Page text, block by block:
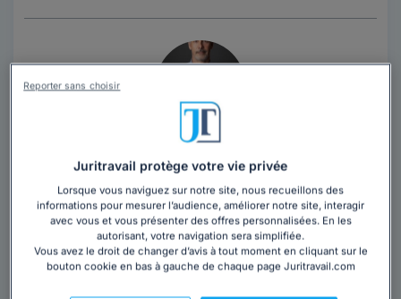
Cabinet ALTAJURIS
Avocat au barreau de Bourges
Cher,Bourges, 18000
30 années d'expérience
Juritravail protège votre vie privée
Lorsque vous naviguez sur notre site, nous recueillons des
informations pour mesurer l’audience, améliorer notre site, interagir
avec vous et vous présenter des offres personnalisées. En les
autorisant, votre navigation sera simplifiée.
Vous avez le droit de changer d’avis à tout moment en cliquant sur le
bouton cookie en bas à gauche de chaque page Juritravail.com
Reporter sans choisir